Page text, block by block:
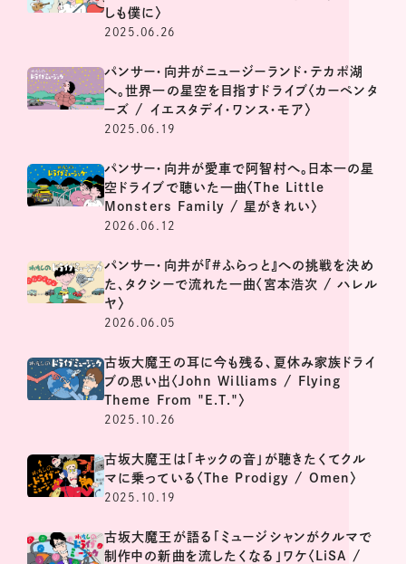
しも僕に〉
2025.06.26
パンサー・向井がニュージーランド・テカポ湖
へ。世界一の星空を目指すドライブ〈カーペンタ
ーズ / イエスタデイ・ワンス・モア〉
2025.06.19
パンサー・向井が愛車で阿智村へ。日本一の星
空ドライブで聴いた一曲〈The Little
Monsters Family / 星がきれい〉
2026.06.12
パンサー・向井が『#ふらっと』への挑戦を決め
た、タクシーで流れた一曲〈宮本浩次 / ハレル
ヤ〉
2026.06.05
古坂大魔王の耳に今も残る、夏休み家族ドライ
ブの思い出〈John Williams / Flying
Theme From "E.T."〉
2025.10.26
古坂大魔王は「キックの音」が聴きたくてクル
マに乗っている〈The Prodigy / Omen〉
2025.10.19
古坂大魔王が語る「ミュージシャンがクルマで
制作中の新曲を流したくなる」ワケ〈LiSA /